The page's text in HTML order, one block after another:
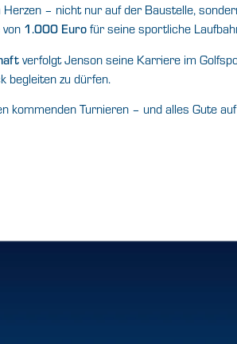
– nicht nur auf der Baustelle,
1.000 Euro für seine sportliche
verfolgt Jenson seine Karriere im
begleiten zu dürfen.
kommenden Turnieren – und alles Gute